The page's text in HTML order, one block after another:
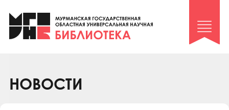
Клуб «Гиря и сельдерей»
Клуб «Семейный архив»
Коллегам
НОВОСТИ